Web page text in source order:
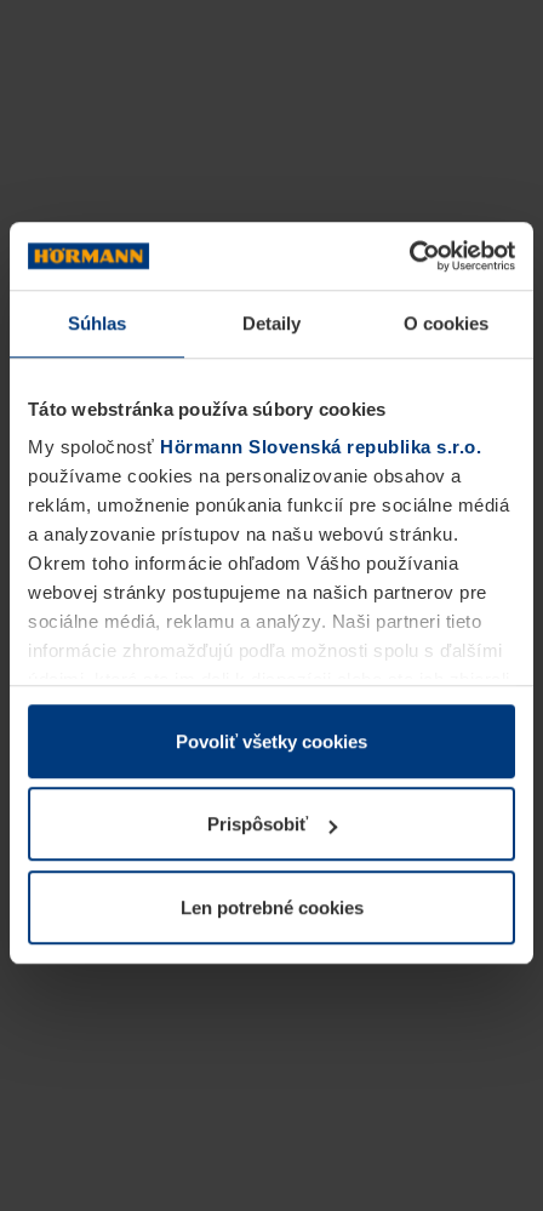
Súhlas Detaily O cookies
Táto webstránka používa súbory cookies
My spoločnosť Hörmann Slovenská republika s.r.o.
používame cookies na personalizovanie obsahov a
reklám, umožnenie ponúkania funkcií pre sociálne médiá
a analyzovanie prístupov na našu webovú stránku.
Okrem toho informácie ohľadom Vášho používania
webovej stránky postupujeme na našich partnerov pre
sociálne médiá, reklamu a analýzy. Naši partneri tieto
informácie zhromažďujú podľa možnosti spolu s ďalšími
v rámci Vášho využívania služieb.
Z právneho hľadiska môžeme cookies ukladať na Vašom
prevádzku tejto stránky. Pre všetky ostatné typy cookie
potrebujeme Vaše povolenie. Vaše povolenie môžete
kedykoľvek zmeniť alebo odvolať vo vysvetlení cookie
našej webovej stránky.
Povoliť všetky cookies
Prispôsobiť
Len potrebné cookies